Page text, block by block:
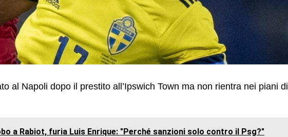
al Napoli dopo il prestito all’Ipswich Town ma non rientra nei piani di
a Rabiot, furia Luis Enrique: "Perché sanzioni solo contro il Psg?"